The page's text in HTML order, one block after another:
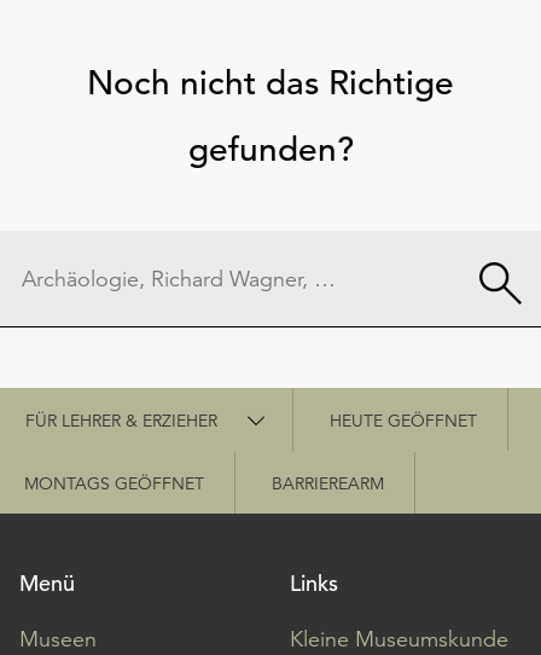
Noch nicht das Richtige
gefunden?
Schnellzugriff
FÜR LEHRER & ERZIEHER HEUTE GEÖFFNET
MONTAGS GEÖFFNET BARRIEREARM
Menü
Museen
Links
Kleine Museumskunde